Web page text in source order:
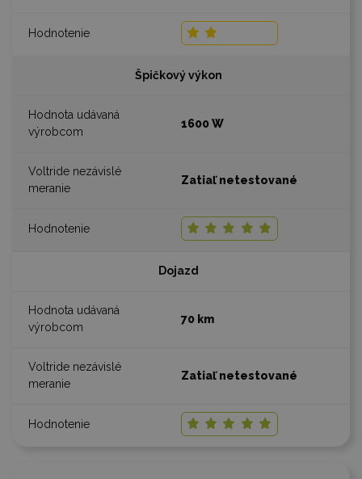
Špičkový výkon
1600 W
Zatiaľ netestované
Dojazd
70 km
Zatiaľ netestované